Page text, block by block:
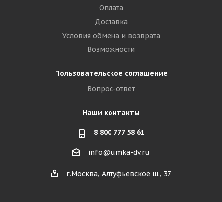
Оплата
Доставка
Условия обмена и возврата
Возможности
Пользовательское соглашение
Вопрос-ответ
Наши контакты
8 800 777 58 61
info@umka-dv.ru
г.Москва, Алтуфьевское ш., 37